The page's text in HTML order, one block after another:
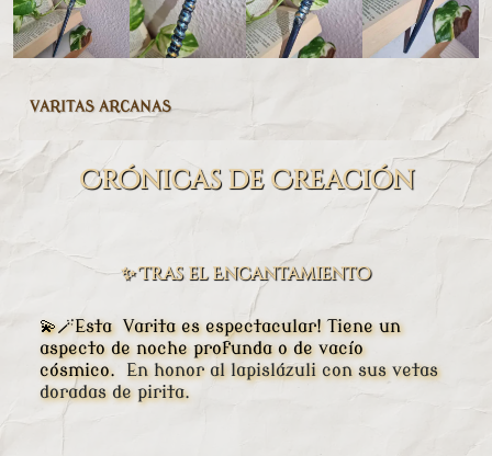
VARITAS ARCANAS
Crónicas de Creación
✨ Tras el Encantamiento
💫🪄Esta Varita es espectacular! Tiene un
aspecto de noche profunda o de vacío
cósmico. En honor al lapislázuli con sus vetas
doradas de pirita.